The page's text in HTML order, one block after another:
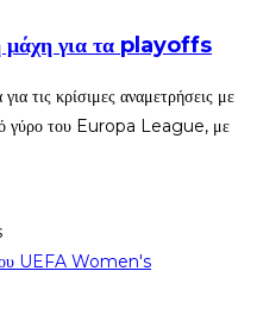
για τα playoffs
τις κρίσιμες αναμετρήσεις με
γύρο του Europa League, με